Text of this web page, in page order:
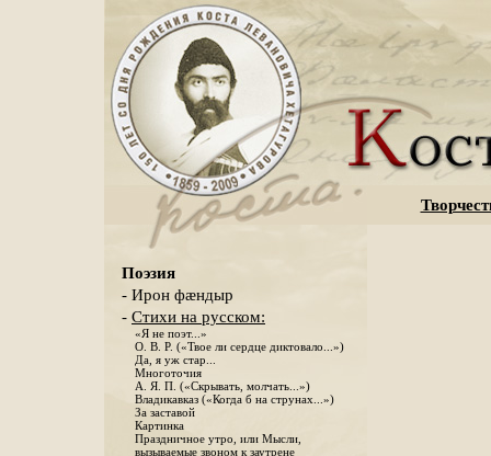
Поэзия
- Ирон фæндыр
- Стихи на русском:
«Я не поэт...»
О. В. Р. («Твое ли сердце диктовало...»)
Да, я уж стар...
Многоточия
А. Я. П. («Скрывать, молчать...»)
Владикавказ («Когда б на струнах...»)
За заставой
Картинка
Праздничное утро, или Мысли,
вызываемые звоном к заутрене